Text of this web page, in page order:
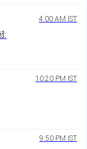
4:00 AM IST
10:20 PM IST
9:50 PM IST